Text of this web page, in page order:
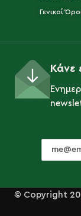
Γενικοί
Κάνε
© Copyright